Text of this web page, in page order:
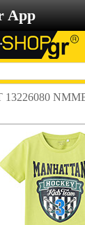
App
13226080